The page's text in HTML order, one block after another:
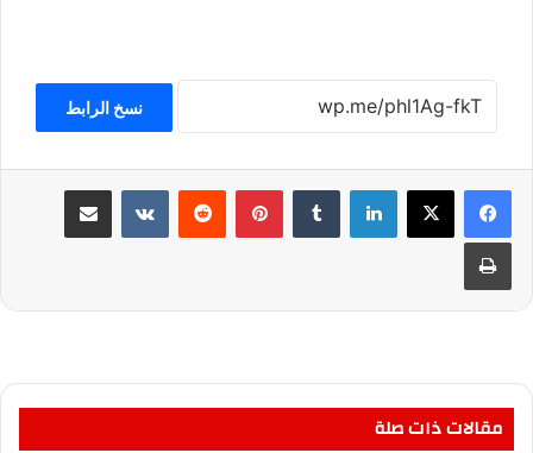
نسخ الرابط
لينكدإن بينتيريست مشاركة عبر البريد
طباعة
مقالات ذات صلة